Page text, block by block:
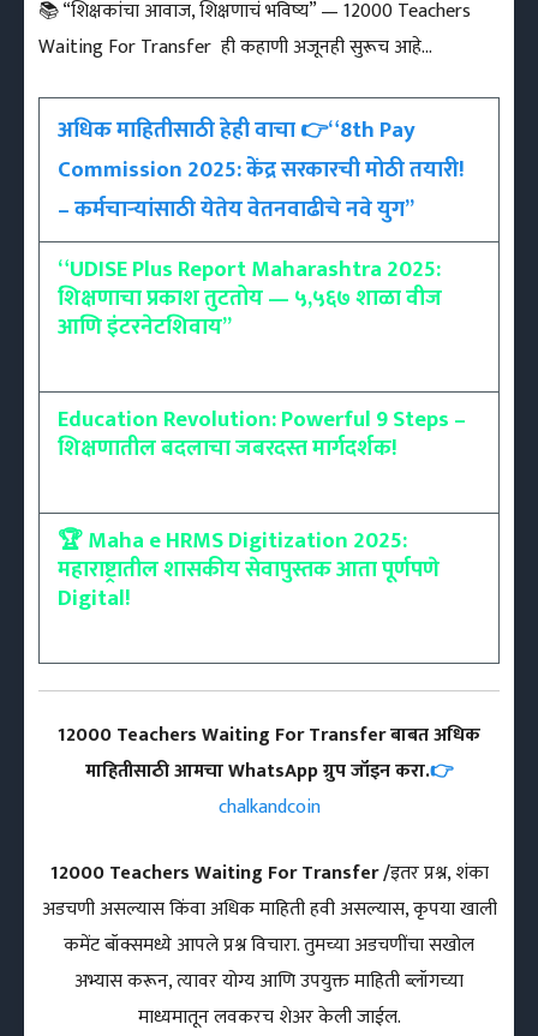
📚 “शिक्षकांचा आवाज, शिक्षणाचं भविष्य” — 12000 Teachers
Waiting For Transfer ही कहाणी अजूनही सुरूच आहे…
अधिक माहितीसाठी हेही वाचा 👉“8th Pay
Commission 2025: केंद्र सरकारची मोठी तयारी!
– कर्मचाऱ्यांसाठी येतेय वेतनवाढीचे नवे युग”
“UDISE Plus Report Maharashtra 2025:
शिक्षणाचा प्रकाश तुटतोय — ५,५६७ शाळा वीज
आणि इंटरनेटशिवाय”
Education Revolution: Powerful 9 Steps –
शिक्षणातील बदलाचा जबरदस्त मार्गदर्शक!
🏆 Maha e HRMS Digitization 2025:
महाराष्ट्रातील शासकीय सेवापुस्तक आता पूर्णपणे
Digital!
12000 Teachers Waiting For Transfer बाबत अधिक
माहितीसाठी आमचा WhatsApp ग्रुप जॉइन करा.👉
chalkandcoin
12000 Teachers Waiting For Transfer /इतर प्रश्न, शंका
अडचणी असल्यास किंवा अधिक माहिती हवी असल्यास, कृपया खाली
कमेंट बॉक्समध्ये आपले प्रश्न विचारा. तुमच्या अडचणींचा सखोल
अभ्यास करून, त्यावर योग्य आणि उपयुक्त माहिती ब्लॉगच्या
माध्यमातून लवकरच शेअर केली जाईल.